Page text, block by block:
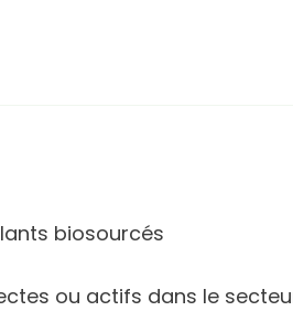
biosourcés
ou actifs dans le